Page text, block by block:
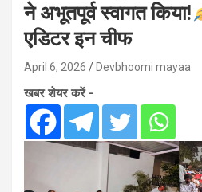
ने अभूतपूर्व स्वागत किया!
एडिटर इन चीफ
April 6, 2026 Devbhoomi mayaa
खबर शेयर करें -